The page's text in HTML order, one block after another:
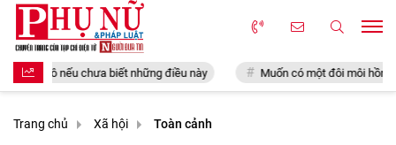
biết những điều này Muốn có một đôi môi hồng hào, căng mọng
Trang chủ Xã hội Toàn cảnh